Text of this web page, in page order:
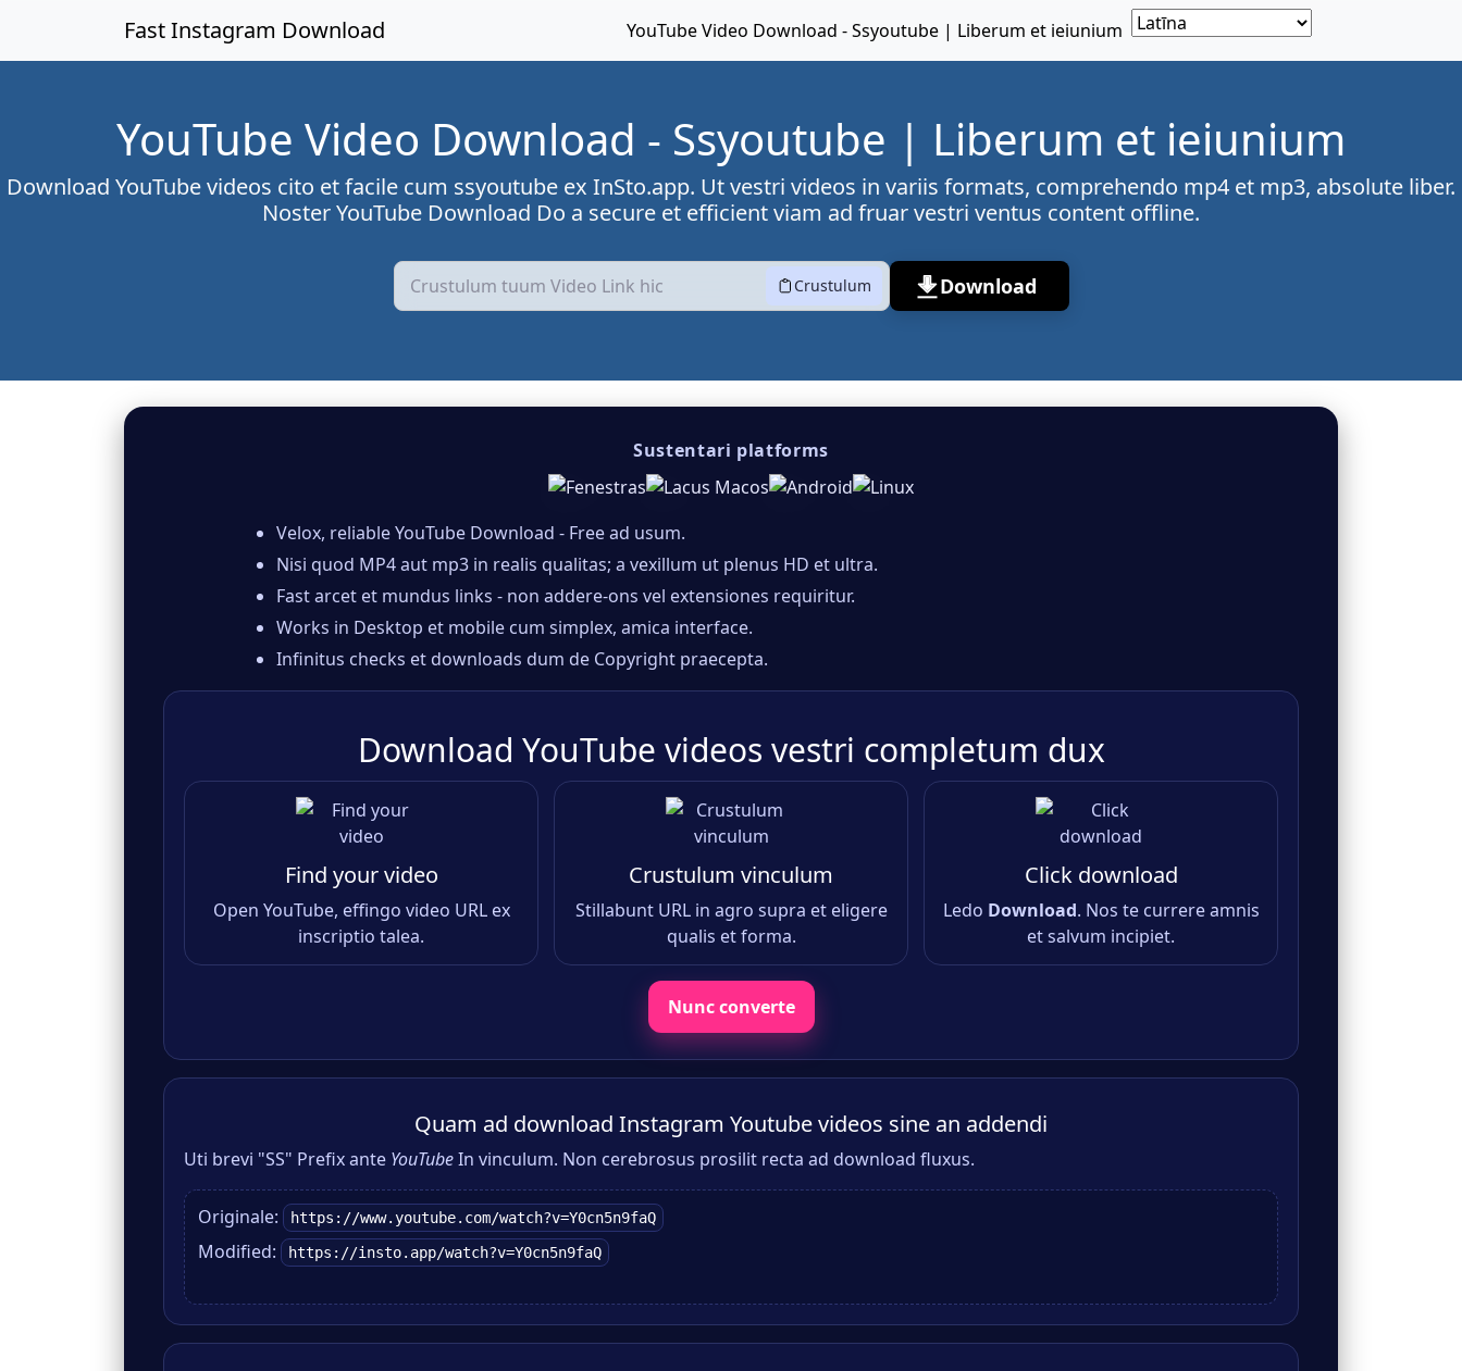
Fast Instagram Download YouTube Video Download - Ssyoutube | Liberum et ieiunium
YouTube Video Download - Ssyoutube | Liberum et ieiunium
Download YouTube videos cito et facile cum ssyoutube ex InSto.app. Ut vestri videos in variis formats, comprehendo mp4 et mp3, absolute liber.
Noster YouTube Download Do a secure et efficient viam ad fruar vestri ventus content offline.
Crustulum Download
Sustentari platforms
Velox, reliable YouTube Download - Free ad usum.
Nisi quod MP4 aut mp3 in realis qualitas; a vexillum ut plenus HD et ultra.
Fast arcet et mundus links - non addere-ons vel extensiones requiritur.
Works in Desktop et mobile cum simplex, amica interface.
Infinitus checks et downloads dum de Copyright praecepta.
Download YouTube videos vestri completum dux
Find your video
Open YouTube, effingo video URL ex
inscriptio talea.
Crustulum vinculum
Stillabunt URL in agro supra et eligere
qualis et forma.
Click download
Ledo Download. Nos te currere amnis
et salvum incipiet.
Nunc converte
Quam ad download Instagram Youtube videos sine an addendi
Uti brevi "SS" Prefix ante YouTubeIn vinculum. Non cerebrosus prosilit recta ad download fluxus.
Originale: https://www.youtube.com/watch?v=Y0cn5n9faQ
Modified: https://insto.app/watch?v=Y0cn5n9faQ